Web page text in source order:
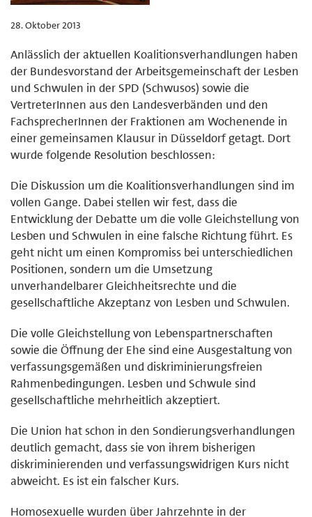
28. Oktober 2013
Anlässlich der aktuellen Koalitionsverhandlungen haben
der Bundesvorstand der Arbeitsgemeinschaft der Lesben
und Schwulen in der SPD (Schwusos) sowie die
VertreterInnen aus den Landesverbänden und den
FachsprecherInnen der Fraktionen am Wochenende in
einer gemeinsamen Klausur in Düsseldorf getagt. Dort
wurde folgende Resolution beschlossen:
Die Diskussion um die Koalitionsverhandlungen sind im
vollen Gange. Dabei stellen wir fest, dass die
Entwicklung der Debatte um die volle Gleichstellung von
Lesben und Schwulen in eine falsche Richtung führt. Es
geht nicht um einen Kompromiss bei unterschiedlichen
Positionen, sondern um die Umsetzung
unverhandelbarer Gleichheitsrechte und die
gesellschaftliche Akzeptanz von Lesben und Schwulen.
Die volle Gleichstellung von Lebenspartnerschaften
sowie die Öffnung der Ehe sind eine Ausgestaltung von
verfassungsgemäßen und diskriminierungsfreien
Rahmenbedingungen. Lesben und Schwule sind
gesellschaftliche mehrheitlich akzeptiert.
Die Union hat schon in den Sondierungsverhandlungen
deutlich gemacht, dass sie von ihrem bisherigen
diskriminierenden und verfassungswidrigen Kurs nicht
abweicht. Es ist ein falscher Kurs.
Homosexuelle wurden über Jahrzehnte in der